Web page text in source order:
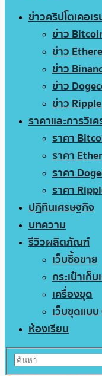
ข่าวคริปโตเคอเ
ข่าว
ข่าว
ข่าว
ข่าว
ข่าว
ราคาและการวิเค
ราคา
ราคา
ราคา
ราคา
ปฏิทินเศรษฐกิจ
บทความ
รีวิวผลิตภัณฑ์
เว็บซื้อขาย
กระเป๋าเก็
เครื่องขุด
เว็บขุดแบ
ห้องเรียน